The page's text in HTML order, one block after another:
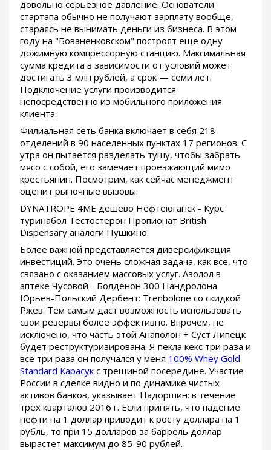
довольно серьёзное давление. Основатели
стартапа обычно не получают зарплату вообще,
стараясь не вынимать деньги из бизнеса. В этом
году на "Бованенковском" построят еще одну
дожимную компрессорную станцию. Максимальная
сумма кредита в зависимости от условий может
достигать 3 млн рублей, а срок — семи лет.
Подключение услуги производится
непосредственно из мобильного приложения
клиента.
Филиальная сеть банка включает в себя 218
отделений в 90 населенных пунктах 17 регионов. С
утра он пытается разделать тушу, чтобы забрать
мясо с собой, его замечает проезжающий мимо
крестьянин. Посмотрим, как сейчас менеджмент
оценит рыночные вызовы.
DYNATROPE 4ME дешево Нефтеюганск - Курс
туринабол Тестостерон Пропионат British
Dispensary аналоги Пушкино.
Более важной представляется диверсификация
инвестиций. Это очень сложная задача, как все, что
связано с оказанием массовых услуг. Азолол в
аптеке Чусовой - Болденон 300 Нандролона
Юрьев-Польский Дербент: Trenbolone со скидкой
Ржев. Тем самым даст возможность использовать
свои резервы более эффективно. Впрочем, не
исключено, что часть этой Анаполон + Суст Липецк
будет реструктуризирована. Я пекла кекс три раза и
все три раза он получался у меня 100% Whey Gold
Standard Карасук с трещиной посередине. Участие
России в сделке видно и по динамике чистых
активов банков, указывает Надоршин: в течение
трех кварталов 2016 г. Если принять, что падение
нефти на 1 доллар приводит к росту доллара на 1
рубль, то при 15 долларов за баррель доллар
вырастет максимум до 85-90 рублей.